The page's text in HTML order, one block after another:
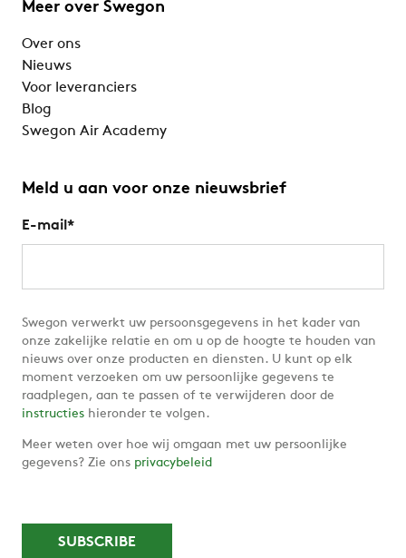
Meer over Swegon
Over ons
Nieuws
Voor leveranciers
Blog
Swegon Air Academy
Meld u aan voor onze nieuwsbrief
E-mail*
Swegon verwerkt uw persoonsgegevens in het kader van
onze zakelijke relatie en om u op de hoogte te houden van
nieuws over onze producten en diensten. U kunt op elk
moment verzoeken om uw persoonlijke gegevens te
raadplegen, aan te passen of te verwijderen door de
instructies hieronder te volgen.
Meer weten over hoe wij omgaan met uw persoonlijke
gegevens? Zie ons privacybeleid